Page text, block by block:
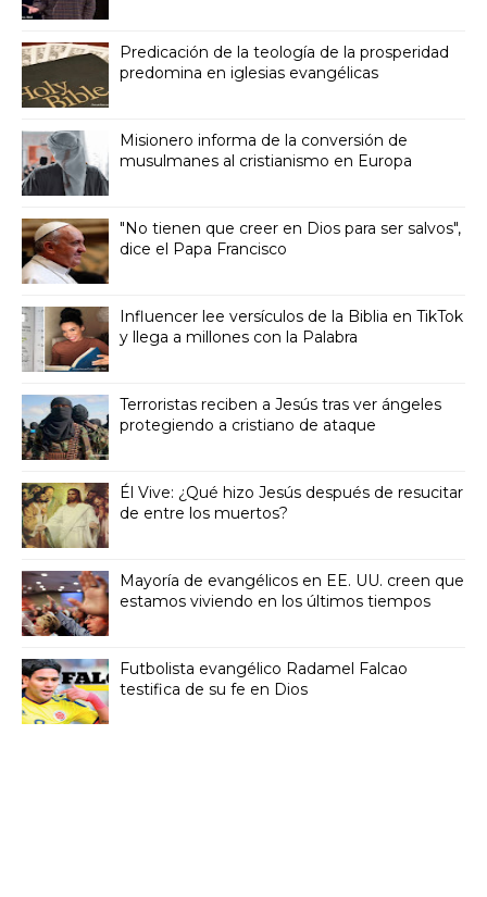
Predicación de la teología de la prosperidad
predomina en iglesias evangélicas
Misionero informa de la conversión de
musulmanes al cristianismo en Europa
"No tienen que creer en Dios para ser salvos",
dice el Papa Francisco
Influencer lee versículos de la Biblia en TikTok
y llega a millones con la Palabra
Terroristas reciben a Jesús tras ver ángeles
protegiendo a cristiano de ataque
Él Vive: ¿Qué hizo Jesús después de resucitar
de entre los muertos?
Mayoría de evangélicos en EE. UU. creen que
estamos viviendo en los últimos tiempos
Futbolista evangélico Radamel Falcao
testifica de su fe en Dios